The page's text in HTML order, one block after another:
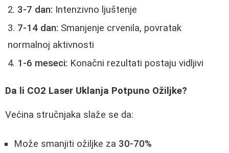
3-7 dan: Intenzivno ljuštenje
7-14 dan: Smanjenje crvenila, povratak
normalnoj aktivnosti
1-6 meseci: Konačni rezultati postaju vidljivi
Da li CO2 Laser Uklanja Potpuno Ožiljke?
Većina stručnjaka slaže se da:
Može smanjiti ožiljke za 30-70%